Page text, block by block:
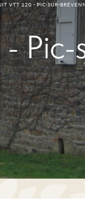
VTT 120 - PIC-SUR-